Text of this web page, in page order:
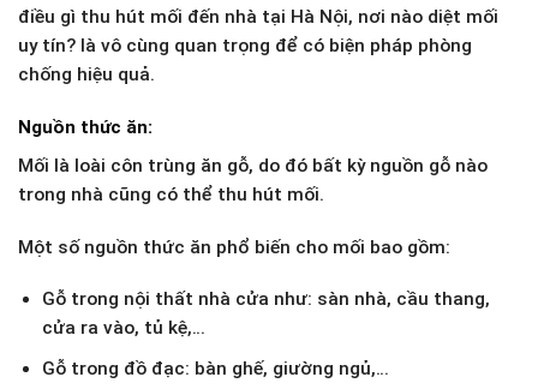
điều gì thu hút mối đến nhà tại Hà Nội, nơi nào diệt mối
uy tín? là vô cùng quan trọng để có biện pháp phòng
chống hiệu quả.
Nguồn thức ăn:
Mối là loài côn trùng ăn gỗ, do đó bất kỳ nguồn gỗ nào
trong nhà cũng có thể thu hút mối.
Một số nguồn thức ăn phổ biến cho mối bao gồm:
Gỗ trong nội thất nhà cửa như: sàn nhà, cầu thang,
cửa ra vào, tủ kệ,…
Gỗ trong đồ đạc: bàn ghế, giường ngủ,…